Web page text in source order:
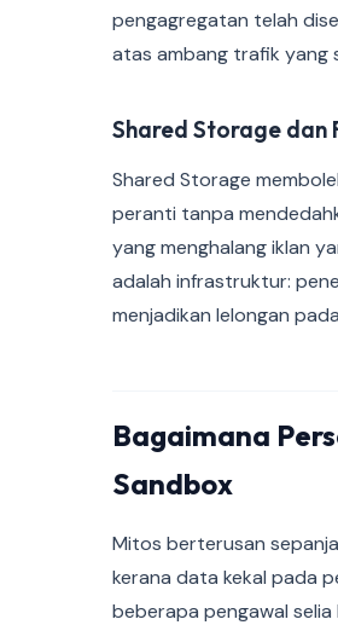
pengagregatan telah
atas ambang trafik yang
Shared Storage dan
Shared Storage
peranti tanpa
yang menghalang iklan
adalah infrastruktur:
menjadikan lelongan
Bagaimana
Sandbox
Mitos berterusan
kerana data kekal pada
beberapa pengawal